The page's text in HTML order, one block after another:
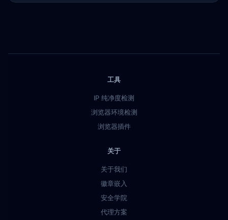
工具
IP 纯净度检测
浏览器环境检测
浏览器插件
关于
关于我们
徽章嵌入
安全学院
代理方案